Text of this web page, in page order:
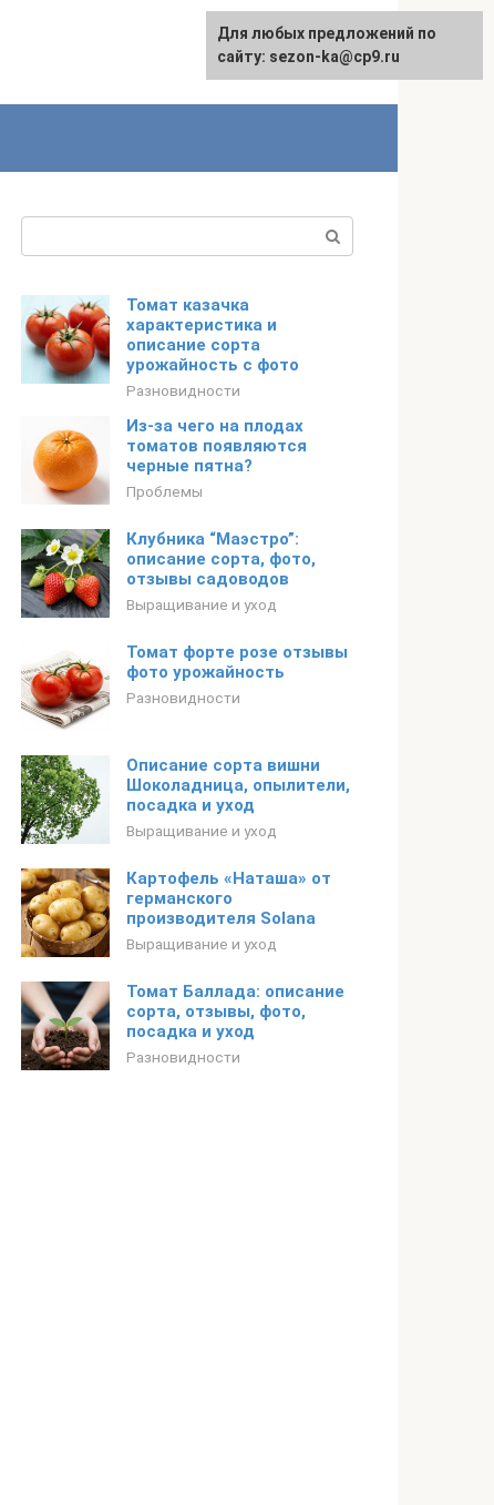
Томат казачка
характеристика и
описание сорта
урожайность с фото
Разновидности
Из-за чего на плодах
томатов появляются
черные пятна?
Проблемы
Клубника “Маэстро”:
описание сорта, фото,
отзывы садоводов
Выращивание и уход
Томат форте розе отзывы
фото урожайность
Разновидности
Описание сорта вишни
Шоколадница, опылители,
посадка и уход
Выращивание и уход
Картофель «Наташа» от
германского
производителя Solana
Выращивание и уход
Томат Баллада: описание
сорта, отзывы, фото,
посадка и уход
Разновидности
Для любых предложений по
сайту: sezon-ka@cp9.ru